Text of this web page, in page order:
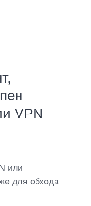
VPN
или
для обхода